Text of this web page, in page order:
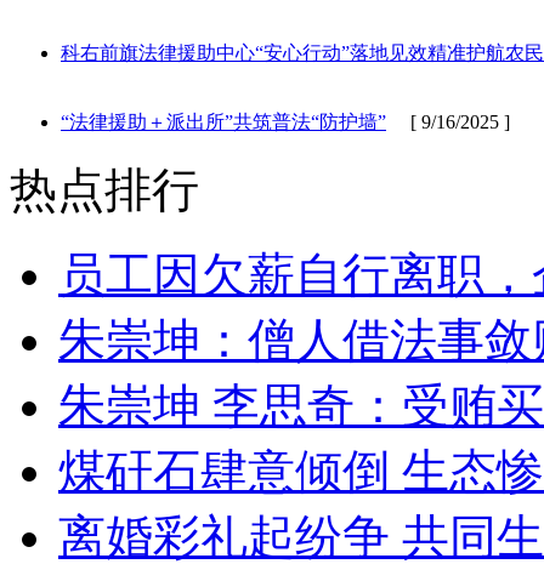
科右前旗法律援助中心“安心行动”落地见效精准护航农
“法律援助＋派出所”共筑普法“防护墙” [ 9/16/2025 ]
热点排行
员工因欠薪自行离职
朱崇坤：僧人借法事
朱崇坤 李思奇：受贿
煤矸石肆意倾倒 生态
离婚彩礼起纷争 共同